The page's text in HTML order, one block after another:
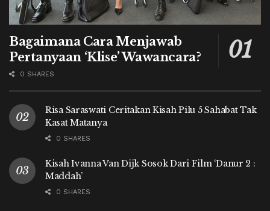
Bagaimana Cara Menjawab
Pertanyaan ‘Klise’ Wawancara?
0 SHARES
Risa Saraswati Ceritakan Kisah Pilu 5 Sahabat Tak
Kasat Matanya
0 SHARES
Kisah Ivanna Van Dijk Sosok Dari Film ‘Danur 2 :
Maddah’
0 SHARES